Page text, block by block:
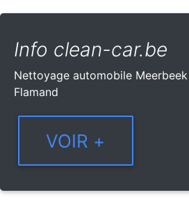
Info clean-car.be
Nettoyage automobile
Flamand